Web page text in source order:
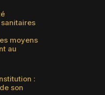
moyens
au
:
son